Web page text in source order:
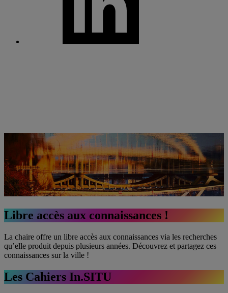
Libre accès aux connaissances !
La chaire offre un libre accès aux connaissances via les recherches
qu’elle produit depuis plusieurs années. Découvrez et partagez ces
connaissances sur la ville !
Les Cahiers In.SITU